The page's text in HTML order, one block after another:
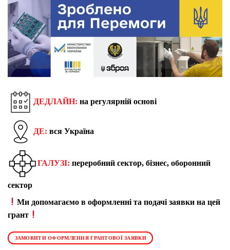
ДЕДЛАЙН: на регулярній основі
ДЕ: вся Україна
ГАЛУЗІ: переробний сектор, бізнес, оборонний
сектор
Ми допомагаємо в оформленні та подачі заявки на цей
грант
ЗАМОВИТИ ОФОРМЛЕННЯ ГРАНТОВОЇ ЗАЯВКИ